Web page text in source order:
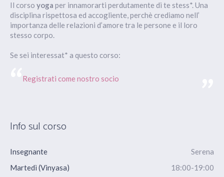
Il corso yoga per innamorarti perdutamente di te stess*. Una
disciplina rispettosa ed accogliente, perchè crediamo nell’
importanza delle relazioni d’amore tra le persone e il loro
stesso corpo.
Se sei interessat* a questo corso:
Registrati come nostro socio
Info sul corso
Insegnante
Serena
Martedì (Vinyasa)
18:00-19:00